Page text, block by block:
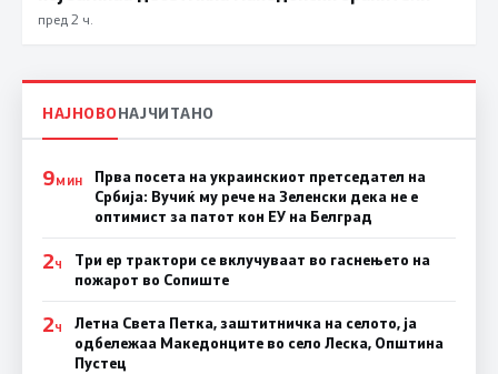
пред 2 ч.
НАЈНОВОНАЈЧИТАНО
9МИН
Прва посета на украинскиот претседател на
Србија: Вучиќ му рече на Зеленски дека не е
оптимист за патот кон ЕУ на Белград
2Ч
Три ер трактори се вклучуваат во гаснењето на
пожарот во Сопиште
2Ч
Летна Света Петка, заштитничка на селото, ја
одбележаа Македонците во село Леска, Општина
Пустец